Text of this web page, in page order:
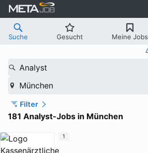
Suche Gesucht Meine Jobs
Analyst
München
Filter
181 Analyst-Jobs in München
1